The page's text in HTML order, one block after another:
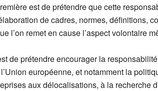
est de prétendre que cette
de cadres, normes, définitions,
l’on remet en cause l’aspect volontaire
de prétendre encourager la
européenne, et notamment la
aux délocalisations, à la recherche